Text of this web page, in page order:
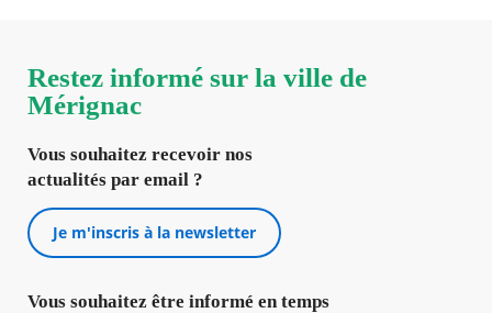
Restez informé sur la ville de
Mérignac
Vous souhaitez recevoir nos
actualités par email ?
Je m'inscris à la newsletter
Vous souhaitez être informé en temps